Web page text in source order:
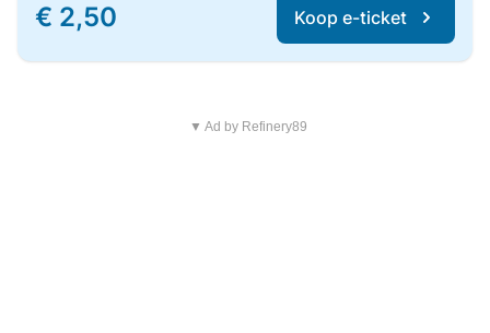
€ 2,50 Koop e-ticket
▼ Ad by Refinery89